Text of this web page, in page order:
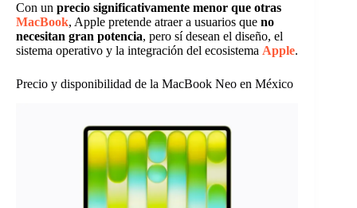
Con un precio significativamente menor que otras
MacBook, Apple pretende atraer a usuarios que no
necesitan gran potencia, pero sí desean el diseño, el
sistema operativo y la integración del ecosistema Apple.
Precio y disponibilidad de la MacBook Neo en México